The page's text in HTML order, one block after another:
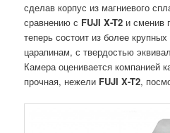
сделав корпус из магниевого
сравнению с FUJI X-T2 и сменив
теперь состоит из более
царапинам, с твердостью
Камера оценивается компанией
прочная, нежели FUJI X-T2,